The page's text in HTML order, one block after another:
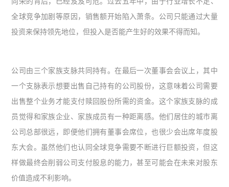
全球竞争加剧等原因，销售额开始陷入萧条。公司只能通过大量
投资来保持领先地位，但投入是否能产生好的效果不得而知。
公司由三个家族支脉共同持有。在最后一次董事会会议上，其中
一个支脉表示想要出售自己持有的公司股份，这意味着公司需要
出售整个业务才能支付赎回股份所需的资金。这个家族支脉的成
员觉得和家族企业、家族成员有一种距离感。他们居住的城市离
公司总部很远，即便他们拥有董事会席位，也很少会出席年度股
东大会。虽然他们也认同全球竞争需要不断进行巨额投资，但这
样做最终会削弱公司支付股息的能力，甚至可能会在未来对股东
价值造成不利影响。